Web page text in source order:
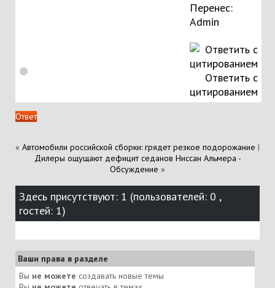
Перенес:
Аdmin
Ответить с
цитированием
Ответ
« Автомобили российской сборки: грядет резкое подорожание |
Дилеры ощущают дефицит седанов Ниссан Альмера -
Обсуждение »
Здесь присутствуют: 1 (пользователей: 0 ,
гостей: 1)
Ваши права в разделе
Вы не можете создавать новые темы